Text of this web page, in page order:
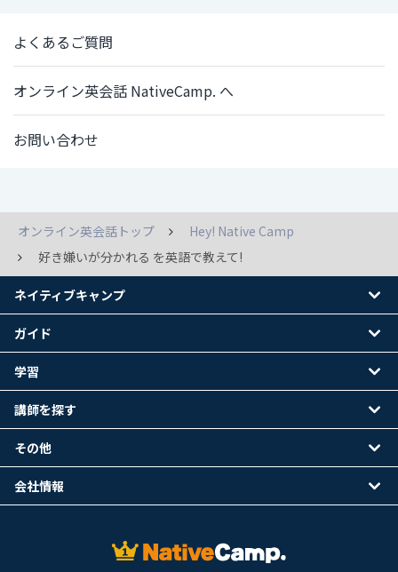
よくあるご質問
オンライン英会話 NativeCamp. へ
お問い合わせ
オンライン英会話トップ
Hey! Native Camp
好き嫌いが分かれる を英語で教えて!
ネイティブキャンプ
ガイド
学習
講師を探す
その他
会社情報